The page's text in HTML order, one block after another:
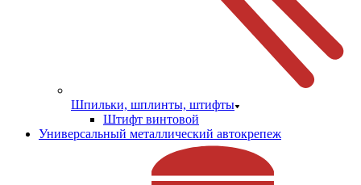
Шпильки, шплинты, штифты
Штифт винтовой
Универсальный металлический автокрепеж